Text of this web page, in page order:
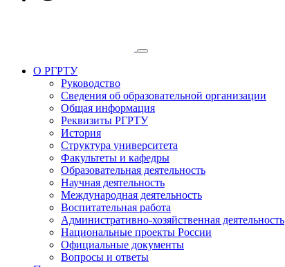
О РГРТУ
Руководство
Сведения об образовательной организации
Общая информация
Реквизиты РГРТУ
История
Структура университета
Факультеты и кафедры
Образовательная деятельность
Научная деятельность
Международная деятельность
Воспитательная работа
Административно-хозяйственная деятельность
Национальные проекты России
Официальные документы
Вопросы и ответы